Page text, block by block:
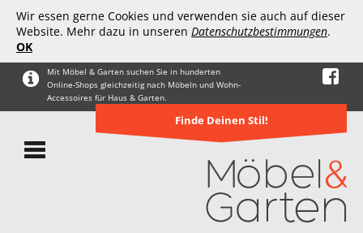
Wir essen gerne Cookies und verwenden sie auch auf dieser
Website. Mehr dazu in unseren Datenschutzbestimmungen.
OK
Mit Möbel & Garten suchen Sie in hunderten
Online-Shops gleichzeitig nach Möbeln und Wohn-
Accessoires für Haus & Garten.
Finde Deinen Stil!